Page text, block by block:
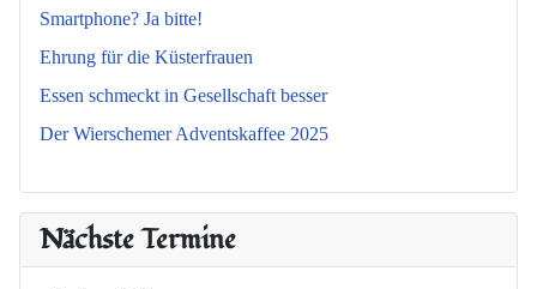
Smartphone? Ja bitte!
Ehrung für die Küsterfrauen
Essen schmeckt in Gesellschaft besser
Der Wierschemer Adventskaffee 2025
Nächste Termine